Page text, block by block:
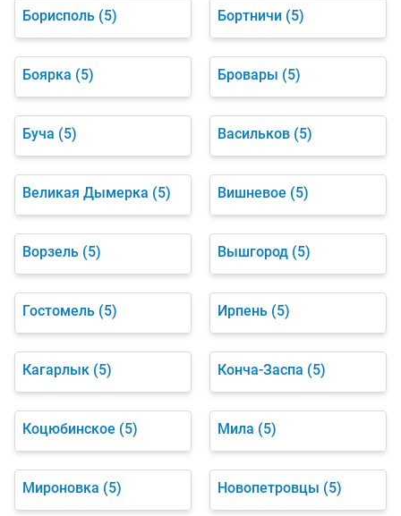
Борисполь (5) Бортничи (5)
Боярка (5) Бровары (5)
Буча (5) Васильков (5)
Великая Дымерка (5) Вишневое (5)
Ворзель (5) Вышгород (5)
Гостомель (5) Ирпень (5)
Кагарлык (5) Конча-Заспа (5)
Коцюбинское (5) Мила (5)
Мироновка (5) Новопетровцы (5)